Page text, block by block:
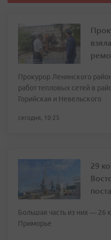
Прокурор Ленинского
работ тепловых сетей в
Горийская и Невельского
сегодня, 10:25
29
Большая часть из них — 26
Приморье